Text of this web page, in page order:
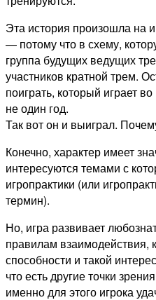
Эта история произошла на
— потому что в схему,
группа будущих ведущих
участников кратной трем.
поиграть, который играет
не один год.
Так вот он и выиграл.
Конечно, характер имеет
интересуются темами с
игропрактики (или
термин).
Но, игра развивает
правилам взаимодействия,
способности и такой
что есть другие точки
именно для этого игрока